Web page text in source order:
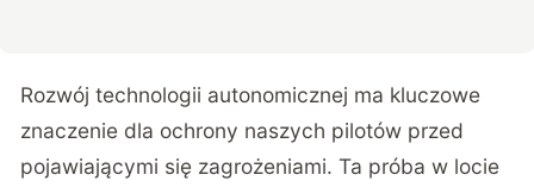
Rozwój technologii autonomicznej ma kluczowe
znaczenie dla ochrony naszych pilotów przed
pojawiającymi się zagrożeniami. Ta próba w locie